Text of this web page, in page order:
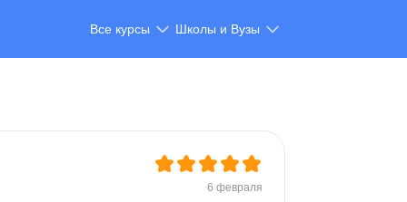
Все курсы Школы и Вузы
6 февраля